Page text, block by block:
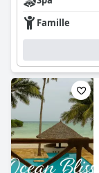
Famille